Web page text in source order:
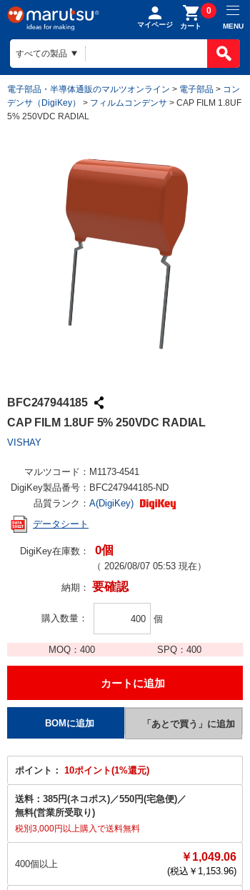
マイページ カート
0
MENU
電子部品・半導体通販のマルツオンライン > 電子部品 > コン
デンサ（DigiKey）
> フィルムコンデンサ > CAP FILM 1.8UF
5% 250VDC RADIAL
BFC247944185
CAP FILM 1.8UF 5% 250VDC RADIAL
VISHAY
マルツコード： M1173-4541
DigiKey製品番号： BFC247944185-ND
品質ランク： A(DigiKey)
データシート
DigiKey在庫数： 0個
（ 2026/08/07 05:53 現在）
納期： 要確認
購入数量 個
MOQ：400 SPQ： 400
ポイント： 10ポイント(1%還元)
送料： 385円(ネコポス)／550円(宅急便)／
無料(営業所受取り)
税別3,000円以上購入で送料無料
400個以上
￥1,049.06
(税込￥ 1,153.96)